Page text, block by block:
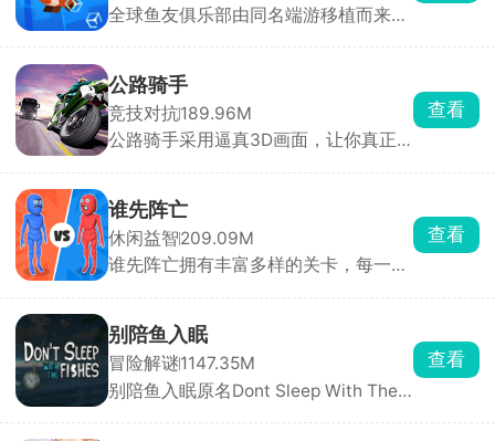
全球鱼友俱乐部由同名端游移植而来，
考，你只需要钓起各种各样的小鱼，解
锁图鉴，还能让同种鱼群繁殖后代。超
多鱼缸主题任你挑选，搭配丰富装饰物
打造专属水族箱，画面精致、氛围温馨
公路骑手
竞技对抗189.96M
公路骑手采用逼真3D画面，让你真正
业模式与任务挑战，带来沉浸式驾驶体
验。你将驾驶摩托车在城市与公路上高
速穿行，通过超车、逆向驾驶赚取分数
与现金，车速越快得分越高。赚取的奖
查看
谁先阵亡
休闲益智209.09M
谁先阵亡拥有丰富多样的关卡，每一关
自由匹配不同对手，操控火柴人移动、
投掷武器展开激烈对战，可使用的武器
道具十分丰富，木棒、火箭炮、手雷等
应有尽有。游戏目标简单直接，就是先
查看
别陪鱼入眠
冒险解谜1147.35M
别陪鱼入眠原名Dont Sleep With The
查看